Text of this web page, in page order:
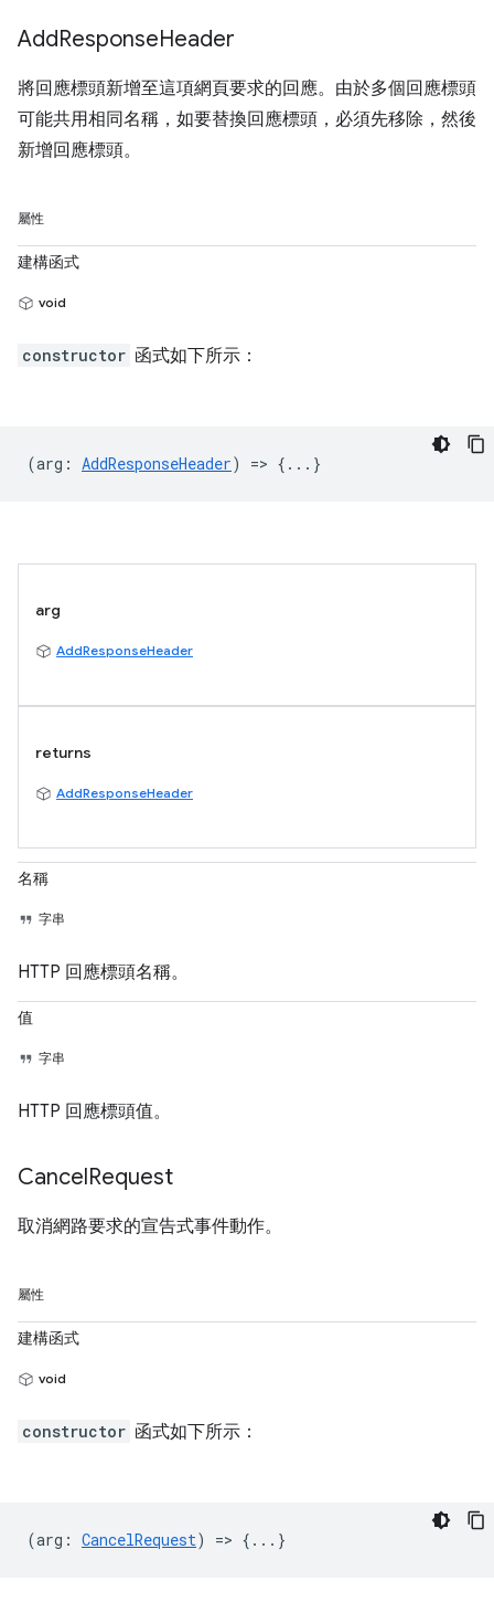
AddResponseHeader
將回應標頭新增至這項網頁要求的回應。由於多個回應標頭
可能共用相同名稱，如要替換回應標頭，必須先移除，然後
新增回應標頭。
屬性
建構函式
void
constructor 函式如下所示：
(arg : AddResponseHeader) => {...}
arg
AddResponseHeader
returns
AddResponseHeader
名稱
字串
HTTP 回應標頭名稱。
值
字串
HTTP 回應標頭值。
CancelRequest
取消網路要求的宣告式事件動作。
屬性
建構函式
void
constructor 函式如下所示：
(arg : CancelRequest) => {...}